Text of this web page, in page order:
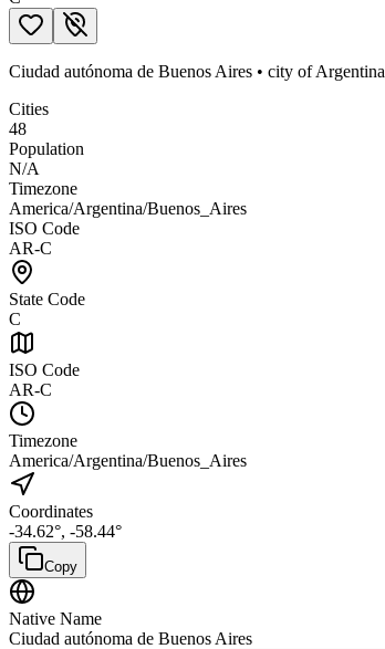
Ciudad autónoma de Buenos Aires • city ofArgentina
Cities
48
Population
N/A
Timezone
America/Argentina/Buenos_Aires
ISO Code
AR-C
State Code
C
ISO Code
AR-C
Timezone
America/Argentina/Buenos_Aires
Coordinates
-34.62°, -58.44°
Copy
Native Name
Ciudad autónoma de Buenos Aires